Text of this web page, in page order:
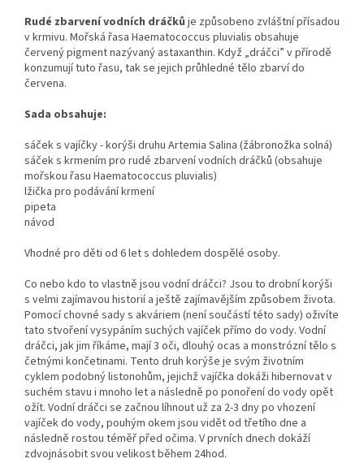
Rudé zbarvení vodních dráčků je způsobeno zvláštní přísadou
v krmivu. Mořská řasa Haematococcus pluvialis obsahuje
červený pigment nazývaný astaxanthin. Když „dráčci” v přírodě
konzumují tuto řasu, tak se jejich průhledné tělo zbarví do
červena.
Sada obsahuje:
sáček s vajíčky - korýši druhu Artemia Salina (žábronožka solná)
sáček s krmením pro rudé zbarvení vodních dráčků (obsahuje
mořskou řasu Haematococcus pluvialis)
lžička pro podávání krmení
pipeta
návod
Vhodné pro děti od 6 let s dohledem dospělé osoby.
Co nebo kdo to vlastně jsou vodní dráčci? Jsou to drobní korýši
s velmi zajímavou historií a ještě zajímavějším způsobem života.
Pomocí chovné sady s akváriem (není součástí této sady) oživíte
tato stvoření vysypáním suchých vajíček přímo do vody. Vodní
dráčci, jak jim říkáme, mají 3 oči, dlouhý ocas a monstrózní tělo s
četnými končetinami. Tento druh korýše je svým životním
cyklem podobný listonohům, jejichž vajíčka dokáži hibernovat v
suchém stavu i mnoho let a následně po ponoření do vody opět
ožít. Vodní dráčci se začnou líhnout už za 2-3 dny po vhození
vajíček do vody, pouhým okem jsou vidět od třetího dne a
následně rostou téměř před očima. V prvních dnech dokáží
zdvojnásobit svou velikost během 24hod.